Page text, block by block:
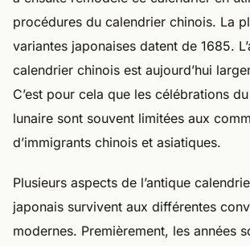
procédures du calendrier chinois. La
variantes japonaises datent de 1685.
calendrier chinois est aujourd’hui
C’est pour cela que les célébrations
lunaire sont souvent limitées aux
d’immigrants chinois et asiatiques.
Plusieurs aspects de l’antique
japonais survivent aux différentes
modernes. Premièrement, les années